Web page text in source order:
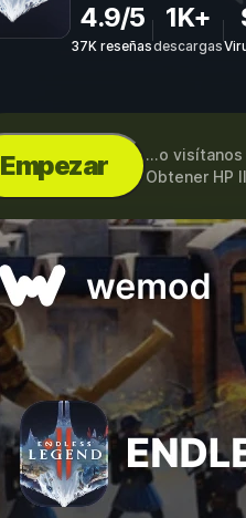
4.9/5
37K reseñas
1K+
descargas
Empezar ...o
Obtener HP